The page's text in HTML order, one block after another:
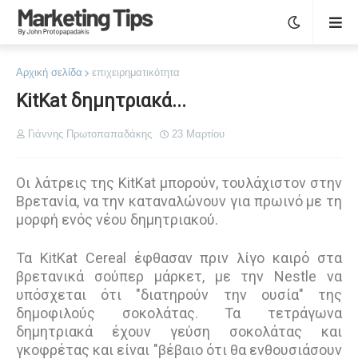
Αρχική σελίδα επιχειρηματικότητα
KitKat δημητριακά...
Γιάννης Πρωτοπαπαδάκης 23 Μαρτίου
Οι λάτρεις της KitKat μπορούν, τουλάχιστον στην
Βρετανία, να την καταναλώνουν για πρωινό με τη
μορφή ενός νέου δημητριακού.
Τα KitKat Cereal έφθασαν πριν λίγο καιρό στα
βρετανικά σούπερ μάρκετ, με την Nestle να
υπόσχεται ότι "διατηρούν την ουσία" της
δημοφιλούς σοκολάτας. Τα τετράγωνα
δημητριακά έχουν γεύση σοκολάτας και
γκοφρέτας και είναι "βέβαιο ότι θα ενθουσιάσουν